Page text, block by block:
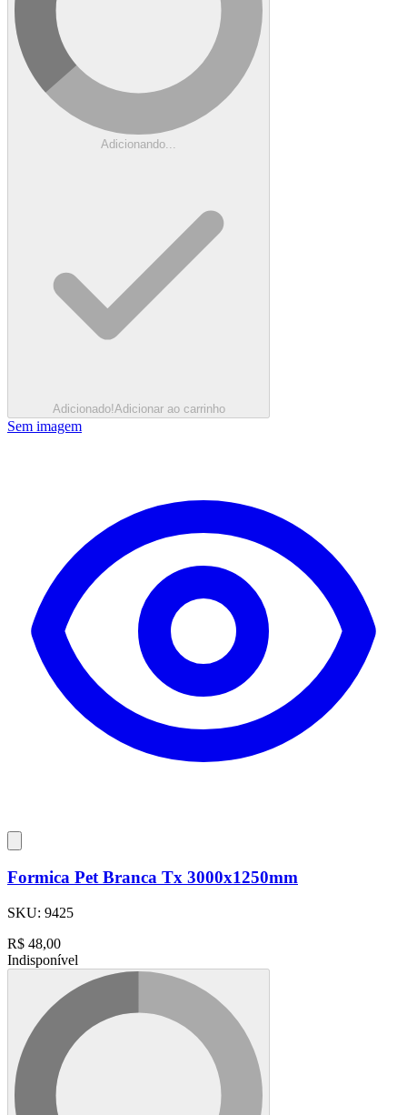
Adicionando...
Adicionado!Adicionar ao carrinho
Sem imagem
Formica Pet Branca Tx 3000x1250mm
SKU: 9425
R$ 48,00
Indisponível